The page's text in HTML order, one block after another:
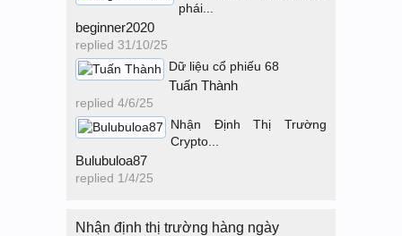
phái...
beginner2020
replied 31/10/25
Dữ liệu cổ phiếu 68
Tuấn Thành
replied 4/6/25
Nhận Định Thị Trường
Crypto...
Bulubuloa87
replied 1/4/25
Nhận định thị trường hàng ngày